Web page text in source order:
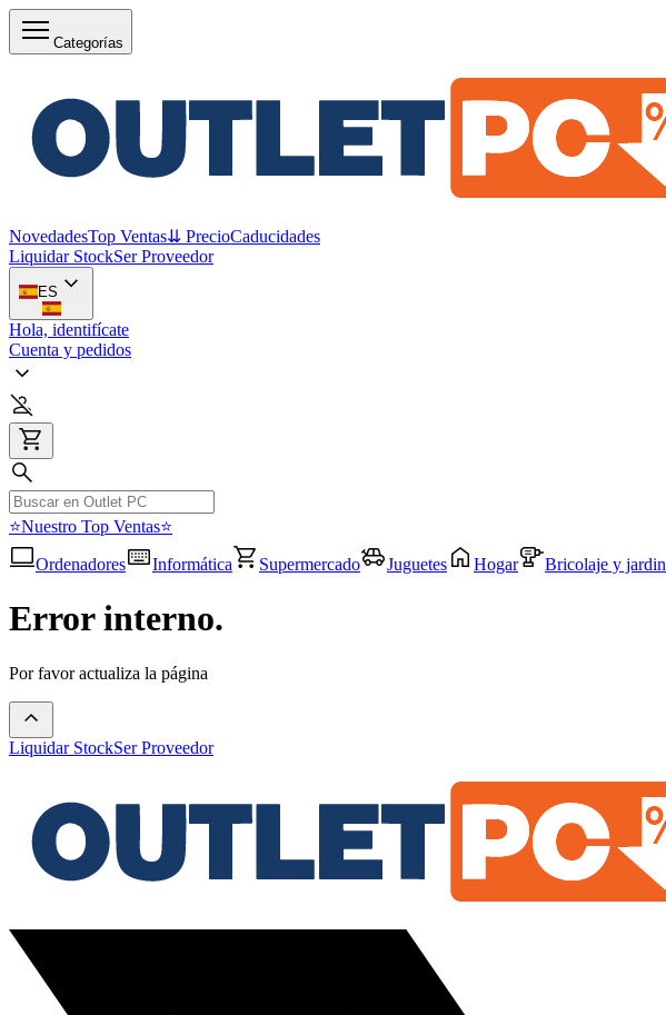
Categorías
NovedadesTop Ventas⇊ PrecioCaducidades
Liquidar StockSer Proveedor
ES
Hola, identifícate
Cuenta y pedidos
⭐Nuestro Top Ventas⭐
Ordenadores
Informática Supermercado Juguetes Hogar Bricolaje y jardin
Error interno.
Por favor actualiza la página
Liquidar StockSer Proveedor